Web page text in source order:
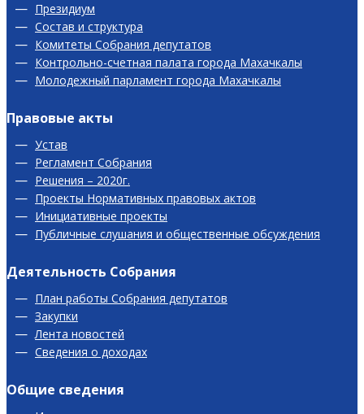
Президиум
Состав и структура
Комитеты Собрания депутатов
Контрольно-счетная палата города Махачкалы
Молодежный парламент города Махачкалы
Правовые акты
Устав
Регламент Собрания
Решения – 2020г.
Проекты Нормативных правовых актов
Инициативные проекты
Публичные слушания и общественные обсуждения
Деятельность Собрания
План работы Собрания депутатов
Закупки
Лента новостей
Сведения о доходах
Общие сведения